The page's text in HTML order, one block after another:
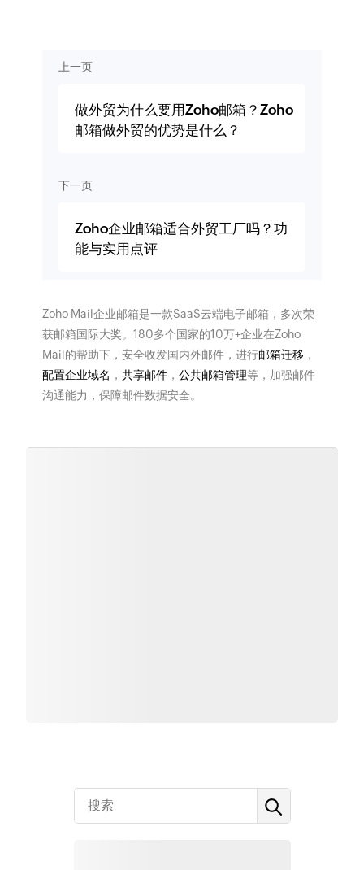
上一页
做外贸为什么要用Zoho邮箱？Zoho
邮箱做外贸的优势是什么？
下一页
Zoho企业邮箱适合外贸工厂吗？功
能与实用点评
Zoho Mail企业邮箱是一款SaaS云端电子邮箱，多次荣
获邮箱国际大奖。180多个国家的10万+企业在Zoho
Mail的帮助下，安全收发国内外邮件，进行邮箱迁移 ，
配置企业域名 ， 共享邮件， 公共邮箱管理等，加强邮件
沟通能力，保障邮件数据安全。